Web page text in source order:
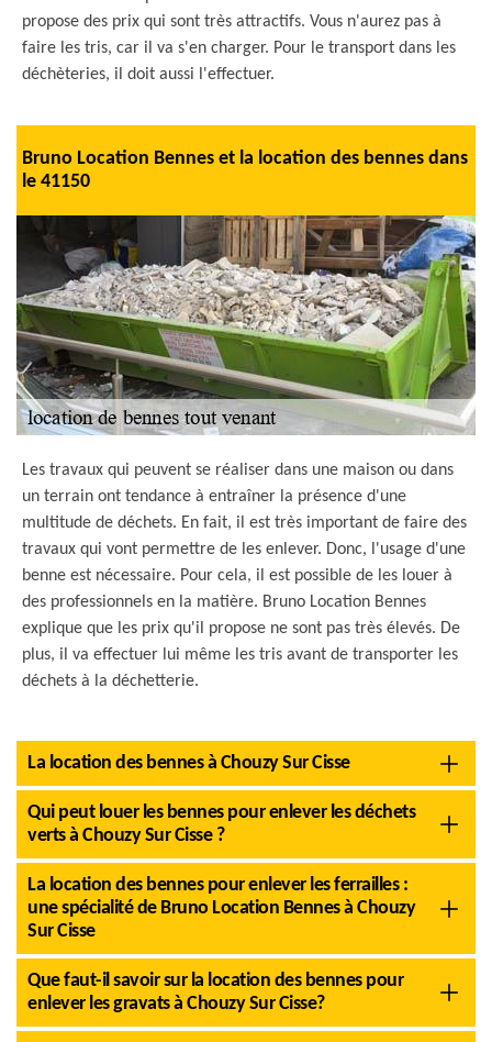
propose des prix qui sont très attractifs. Vous n'aurez pas à
faire les tris, car il va s'en charger. Pour le transport dans les
déchèteries, il doit aussi l'effectuer.
Bruno Location Bennes et la location des bennes dans
le 41150
Les travaux qui peuvent se réaliser dans une maison ou dans
un terrain ont tendance à entraîner la présence d'une
multitude de déchets. En fait, il est très important de faire des
travaux qui vont permettre de les enlever. Donc, l'usage d'une
benne est nécessaire. Pour cela, il est possible de les louer à
des professionnels en la matière. Bruno Location Bennes
explique que les prix qu'il propose ne sont pas très élevés. De
plus, il va effectuer lui même les tris avant de transporter les
déchets à la déchetterie.
La location des bennes à Chouzy Sur Cisse
Qui peut louer les bennes pour enlever les déchets
verts à Chouzy Sur Cisse ?
La location des bennes pour enlever les ferrailles :
une spécialité de Bruno Location Bennes à Chouzy
Sur Cisse
Que faut-il savoir sur la location des bennes pour
enlever les gravats à Chouzy Sur Cisse?